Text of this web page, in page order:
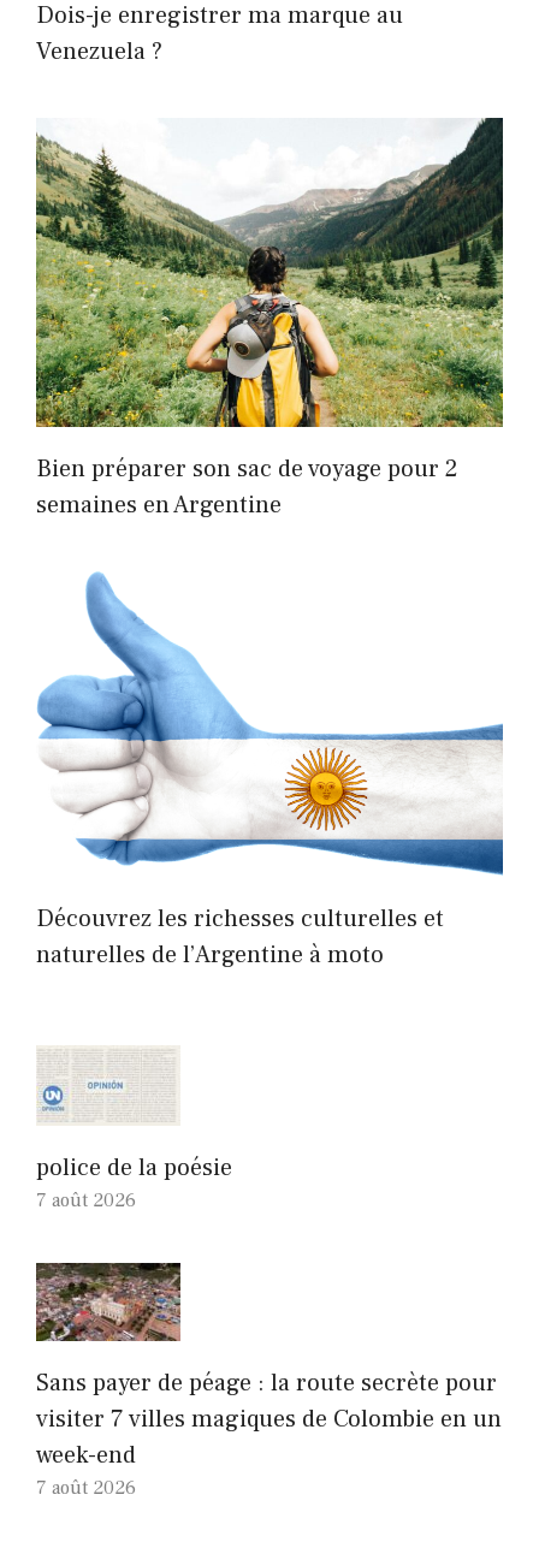
Dois-je enregistrer ma marque au
Venezuela ?
Bien préparer son sac de voyage pour 2
semaines en Argentine
Découvrez les richesses culturelles et
naturelles de l’Argentine à moto
police de la poésie
7 août 2026
Sans payer de péage : la route secrète pour
visiter 7 villes magiques de Colombie en un
week-end
7 août 2026